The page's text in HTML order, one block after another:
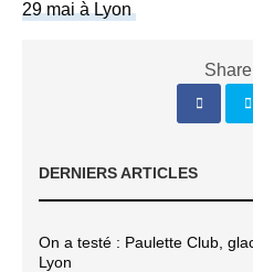
29 mai à Lyon
DERNIERS ARTICLES
On a testé : Paulette Club,
Lyon